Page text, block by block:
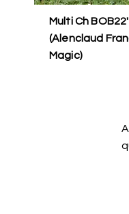
Multi Ch
(Alenclaud
Magic)